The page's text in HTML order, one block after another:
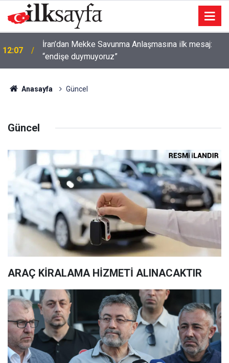
11:39
İskeleden düşen belediye başkanı hastaneye
kaldırıldı
Anasayfa Güncel
Güncel
ARAÇ KİRALAMA HİZMETİ ALINACAKTIR